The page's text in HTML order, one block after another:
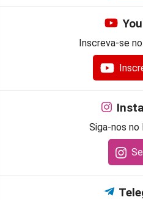
Inscreva-se
Siga-nos no